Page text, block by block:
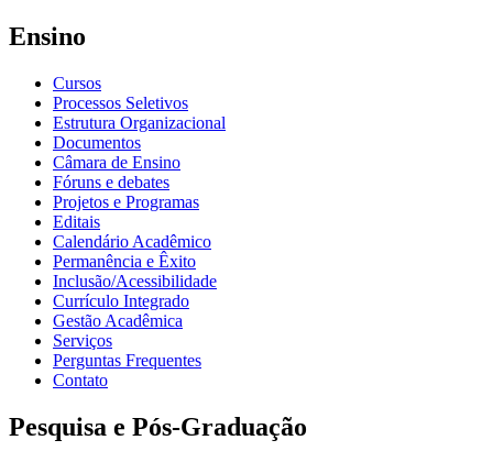
Ensino
Cursos
Processos Seletivos
Estrutura Organizacional
Documentos
Câmara de Ensino
Fóruns e debates
Projetos e Programas
Editais
Calendário Acadêmico
Permanência e Êxito
Inclusão/Acessibilidade
Currículo Integrado
Gestão Acadêmica
Serviços
Perguntas Frequentes
Contato
Pesquisa e Pós-Graduação